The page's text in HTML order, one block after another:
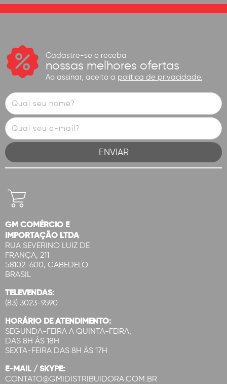
Cadastre-se e receba
nossas melhores ofertas
Ao assinar, aceito a política de privacidade.
GM COMÉRCIO E
IMPORTAÇÃO LTDA
RUA SEVERINO LUIZ DE
FRANÇA, 211
58102-600, CABEDELO
BRASIL
TELEVENDAS:
(83) 3023-9590
HORÁRIO DE ATENDIMENTO:
SEGUNDA-FEIRA A QUINTA-FEIRA,
DAS 8H ÀS 18H
SEXTA-FEIRA DAS 8H ÀS 17H
E-MAIL / SKYPE:
CONTATO@GMIDISTRIBUIDORA.COM.BR